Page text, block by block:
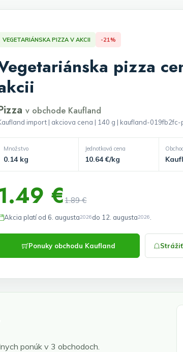
VEGETARIÁNSKA PIZZA V AKCII -21%
pizza
v obchode Kaufland
import | akciova cena | 140 g | kaufland-
Množstvo
0.14 kg
Jednotková cena
10.64 €/kg
Obchod
€1.89 €
Akcia platí od 6. augusta2026do 12. augusta2026
Ponuky obchodu Kaufland
ponúk v 3 obchodoch.